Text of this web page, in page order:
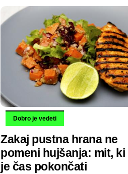
Dobro je vedeti
Zakaj pustna hrana ne
pomeni hujšanja: mit, ki
je čas pokončati